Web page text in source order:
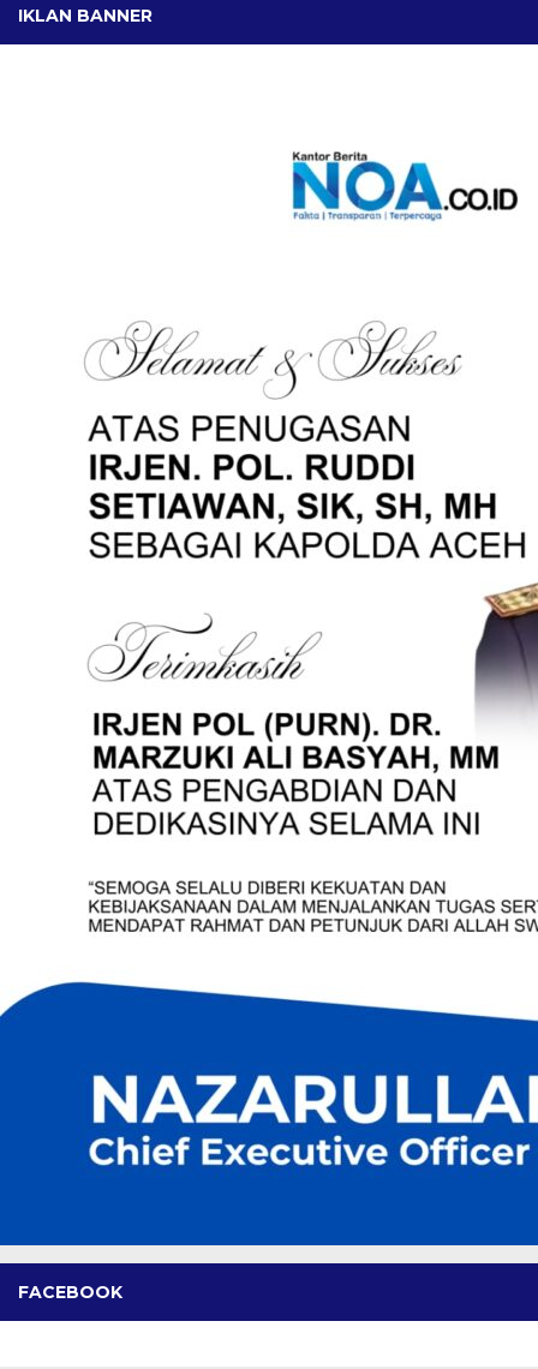
IKLAN BANNER
FACEBOOK